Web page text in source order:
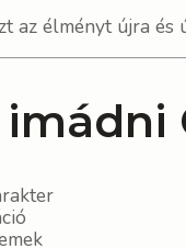
az élményt újra